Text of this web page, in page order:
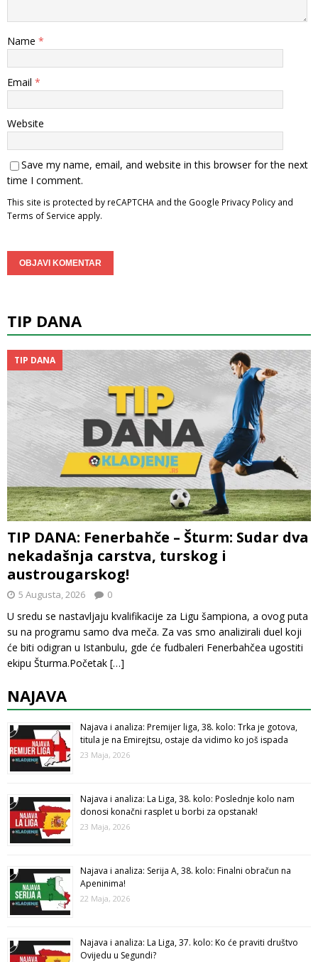
Name *
Email *
Website
Save my name, email, and website in this browser for the next
time I comment.
This site is protected by reCAPTCHA and the Google Privacy Policy and
Terms of Service apply.
TIP DANA
TIP DANA
TIP DANA: Fenerbahče – Šturm: Sudar dva
nekadašnja carstva, turskog i
austrougarskog!
5 Augusta, 2026 0
U sredu se nastavljaju kvalifikacije za Ligu šampiona, a ovog puta
su na programu samo dva meča. Za vas smo analizirali duel koji
će biti odigran u Istanbulu, gde će fudbaleri Fenerbahčea ugostiti
ekipu Šturma.Početak […]
NAJAVA
Najava i analiza: Premijer liga, 38. kolo: Trka je gotova,
titula je na Emirejtsu, ostaje da vidimo ko još ispada
23 Maja, 2026
Najava i analiza: La Liga, 38. kolo: Poslednje kolo nam
donosi konačni rasplet u borbi za opstanak!
23 Maja, 2026
Najava i analiza: Serija A, 38. kolo: Finalni obračun na
Apeninima!
22 Maja, 2026
Najava i analiza: La Liga, 37. kolo: Ko će praviti društvo
Ovijedu u Segundi?